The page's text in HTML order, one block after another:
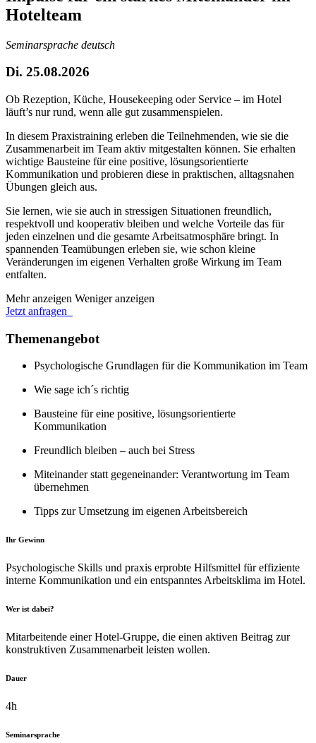
Hotelteam
Seminarsprache deutsch
Di. 25.08.2026
Ob Rezeption, Küche, Housekeeping oder Service – im Hotel
läuft’s nur rund, wenn alle gut zusammenspielen.
In diesem Praxistraining erleben die Teilnehmenden, wie sie die
Zusammenarbeit im Team aktiv mitgestalten können. Sie erhalten
wichtige Bausteine für eine positive, lösungsorientierte
Kommunikation und probieren diese in praktischen, alltagsnahen
Übungen gleich aus.
Sie lernen, wie sie auch in stressigen Situationen freundlich,
respektvoll und kooperativ bleiben und welche Vorteile das für
jeden einzelnen und die gesamte Arbeitsatmosphäre bringt. In
spannenden Teamübungen erleben sie, wie schon kleine
Veränderungen im eigenen Verhalten große Wirkung im Team
entfalten.
Mehr anzeigen Weniger anzeigen
Jetzt anfragen
Themenangebot
Psychologische Grundlagen für die Kommunikation im Team
Wie sage ich´s richtig
Bausteine für eine positive, lösungsorientierte
Kommunikation
Freundlich bleiben – auch bei Stress
Miteinander statt gegeneinander: Verantwortung im Team
übernehmen
Tipps zur Umsetzung im eigenen Arbeitsbereich
Ihr Gewinn
Psychologische Skills und praxis erprobte Hilfsmittel für effiziente
interne Kommunikation und ein entspanntes Arbeitsklima im Hotel.
Wer ist dabei?
Mitarbeitende einer Hotel-Gruppe, die einen aktiven Beitrag zur
konstruktiven Zusammenarbeit leisten wollen.
Dauer
4h
Seminarsprache